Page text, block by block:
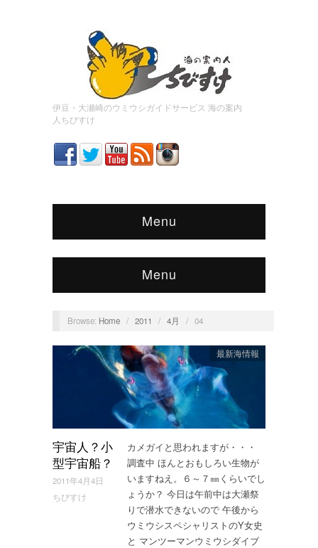
伊豆・大瀬崎のウミウシガイドサービス 海の案内
人ちびすけ
Menu
Menu
Browse: Home / 2011 / 4月 / 04
宇宙人？小
型宇宙船？
2011年4月4日
ちびすけ
最新海情報
カメガイと思われますが・・・
調査中 ほんとおもしろい生物が
いますねえ。６～７㎜くらいでし
ょうか？ 今日は午前中は大瀬祭
りで潜水できないので 午後から
ウミウシスペシャリストのY女史
と マンツーマンウミウシダイブ